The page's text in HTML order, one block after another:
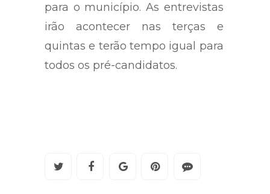
para o município. As entrevistas
irão acontecer nas terças e
quintas e terão tempo igual para
todos os pré-candidatos.